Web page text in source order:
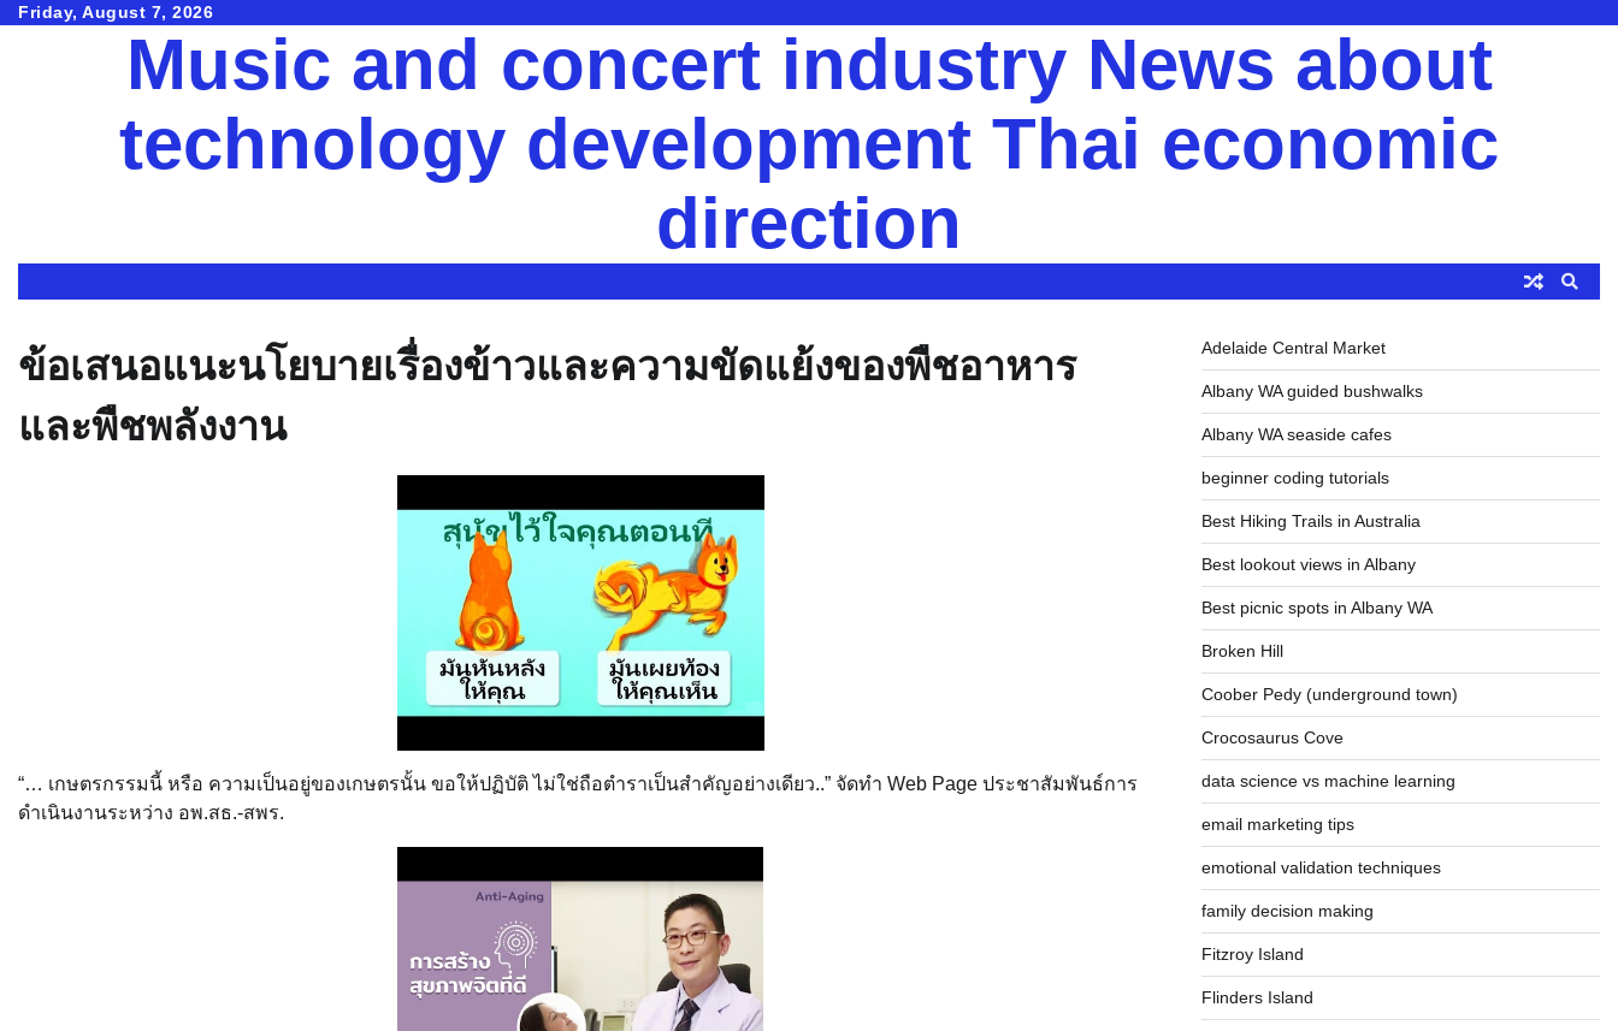
SkipFriday, August 7, 2026
Music and concert industry News about
technology development Thai economic
direction
ข้อเสนอแนะนโยบายเรื่องข้าวและความขัดแย้งของพืชอาหาร
และพืชพลังงาน
“… เกษตรกรรมนี้ หรือ ความเป็นอยู่ของเกษตรนั้น ขอให้ปฏิบัติ ไม่ใช่ถือตำราเป็นสำคัญอย่างเดียว..” จัดทำ Web Page ประชาสัมพันธ์การ
ดำเนินงานระหว่าง อพ.สธ.-สพร.
Adelaide Central Market
Albany WA guided bushwalks
Albany WA seaside cafes
beginner coding tutorials
Best Hiking Trails in Australia
Best lookout views in Albany
Best picnic spots in Albany WA
Broken Hill
Coober Pedy (underground town)
Crocosaurus Cove
data science vs machine learning
email marketing tips
emotional validation techniques
family decision making
Fitzroy Island
Flinders Island